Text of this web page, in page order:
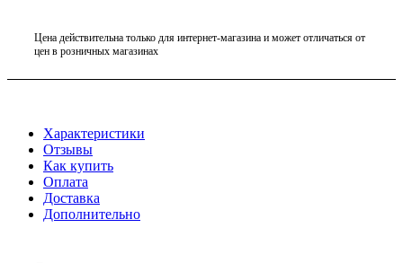
Цена действительна только для интернет-магазина и может отличаться от
цен в розничных магазинах
Характеристики
Отзывы
Как купить
Оплата
Доставка
Дополнительно